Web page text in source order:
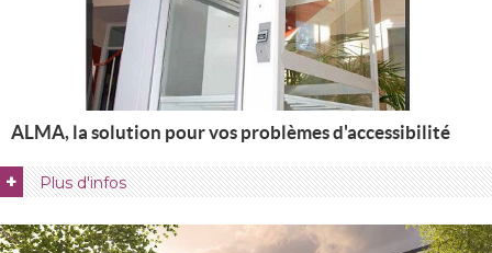
ALMA, la solution pour vos problèmes d'accessibilité
+ Plus d'infos